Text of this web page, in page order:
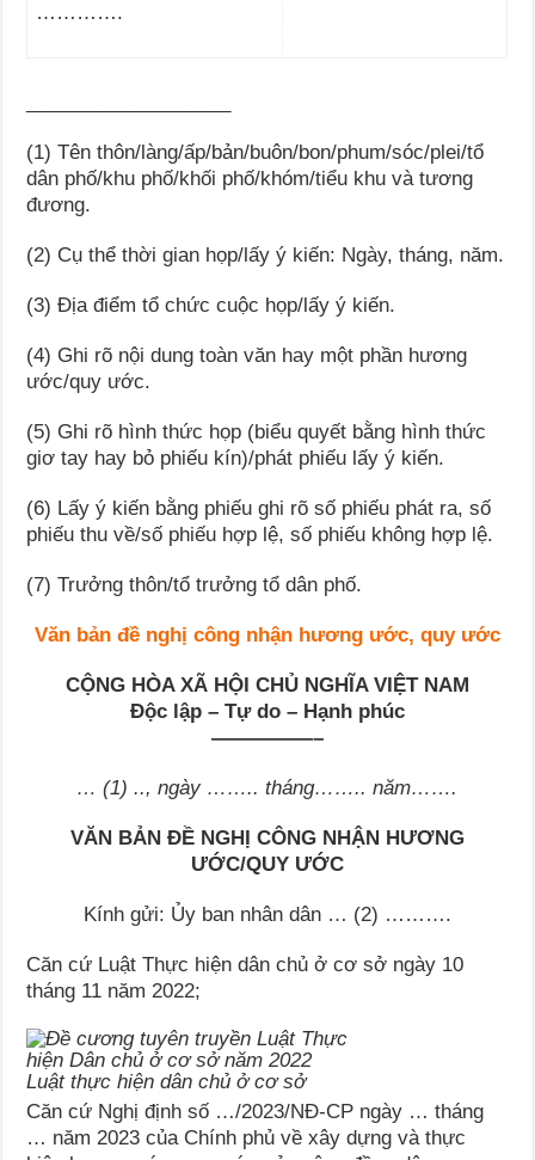
………….
(1) Tên thôn/làng/ấp/bản/buôn/bon/phum/sóc/plei/tổ
dân phố/khu phố/khối phố/khóm/tiểu khu và tương
đương.
(2) Cụ thể thời gian họp/lấy ý kiến: Ngày, tháng, năm.
(3) Địa điểm tổ chức cuộc họp/lấy ý kiến.
(4) Ghi rõ nội dung toàn văn hay một phần hương
ước/quy ước.
(5) Ghi rõ hình thức họp (biểu quyết bằng hình thức
giơ tay hay bỏ phiếu kín)/phát phiếu lấy ý kiến.
(6) Lấy ý kiến bằng phiếu ghi rõ số phiếu phát ra, số
phiếu thu về/số phiếu hợp lệ, số phiếu không hợp lệ.
(7) Trưởng thôn/tổ trưởng tổ dân phố.
Văn bản đề nghị công nhận hương ước, quy ước
CỘNG HÒA XÃ HỘI CHỦ NGHĨA VIỆT NAM
Độc lập – Tự do – Hạnh phúc
—————–
… (1) .., ngày …….. tháng…….. năm…….
VĂN BẢN ĐỀ NGHỊ CÔNG NHẬN HƯƠNG
ƯỚC/QUY ƯỚC
Kính gửi: Ủy ban nhân dân … (2) ……….
Căn cứ Luật Thực hiện dân chủ ở cơ sở ngày 10
tháng 11 năm 2022;
Luật thực hiện dân chủ ở cơ sở
Căn cứ Nghị định số …/2023/NĐ-CP ngày … tháng
… năm 2023 của Chính phủ về xây dựng và thực